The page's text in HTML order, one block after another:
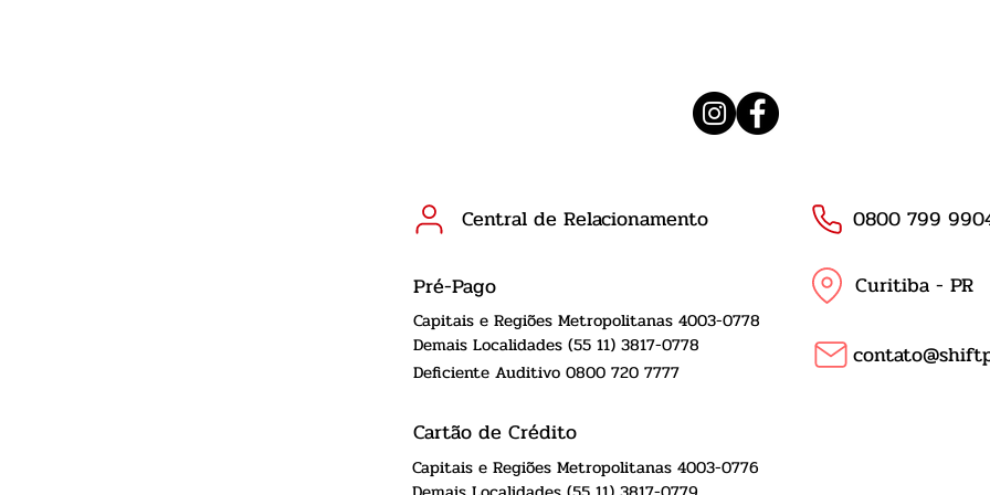
Central de Relacionamento
Pré-Pago
0800 799
Curitiba - PR
Capitais e Regiões Metropolitanas 4003-0778
Demais Localidades (55 11) 3817-0778
Deficiente Auditivo 0800 720 7777
Cartão de Crédito
Capitais e Regiões Metropolitanas 4003-0776